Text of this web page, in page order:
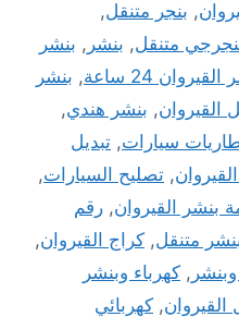
, بنجر متنقل,
متنقل, بنشر , بنشر
24 ساعة , بنشر
القيروان, بنشر هندي,
سيارات, تبديل
, تصليح السيارات,
بنشر القيروان, رقم
متنقل, كراج القيروان,
, كهرباء وبنشر
القيروان, كهربائي